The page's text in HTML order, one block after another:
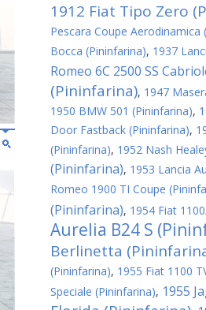
1912 Fiat Tipo Zero
Pescara Coupe Aerodinamica
Bocca (Pininfarina), 1937
Romeo 6C 2500 SS
(Pininfarina), 1947
1950 BMW 501 (Pininfarina),
Door Fastback (Pininfarina),
(Pininfarina), 1952 Nash
(Pininfarina), 1953 Lancia
Romeo 1900 TI Coupe
(Pininfarina), 1954 Fiat
Aurelia B24 S
Berlinetta
(Pininfarina), 1955 Fiat 1100
Speciale (Pininfarina), 1955